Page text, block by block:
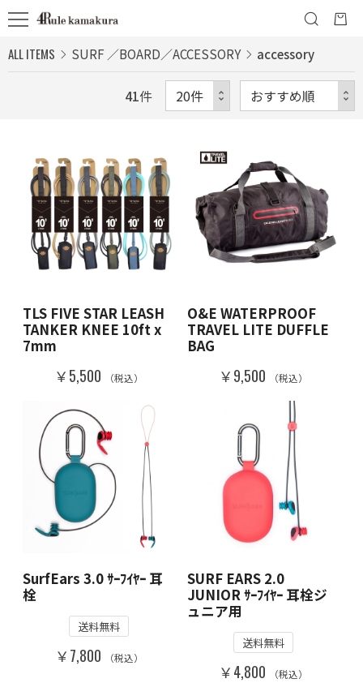
ALL ITEMS SURF ／BOARD／ACCESSORY accessory
41件
TLS FIVE STAR LEASH
TANKER KNEE 10ft x
7mm
￥5,500 （税込）
O&E WATERPROOF
TRAVEL LITE DUFFLE
BAG
￥9,500 （税込）
SurfEars 3.0 ｻｰﾌｲﾔｰ 耳
栓
送料無料
￥7,800 （税込）
SURF EARS 2.0
JUNIOR ｻｰﾌｲﾔｰ 耳栓ジ
ュニア用
送料無料
￥4,800 （税込）